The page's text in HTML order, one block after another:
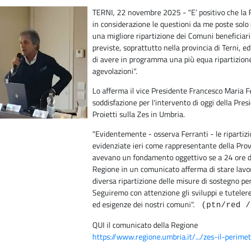
TERNI, 22 novembre 2025 - "E’ positivo che la
in considerazione le questioni da me poste
una migliore ripartizione dei Comuni
previste, soprattutto nella provincia di Terni,
di avere in programma una più equa
agevolazioni".
Lo afferma il vice Presidente Francesco Maria
soddisfazione per l'intervento di oggi della
Proietti sulla Zes in Umbria.
"Evidentemente - osserva Ferranti - le
evidenziate ieri come rappresentante della
avevano un fondamento oggettivo se a 24 ore
Regione in un comunicato afferma di stare
diversa ripartizione delle misure di sostegno
Seguiremo con attenzione gli sviluppi e
ed esigenze dei nostri comuni".
(ptn/red /
QUI il comunicato della Regione
https://www.regione.umbria.it/.../zes-il-